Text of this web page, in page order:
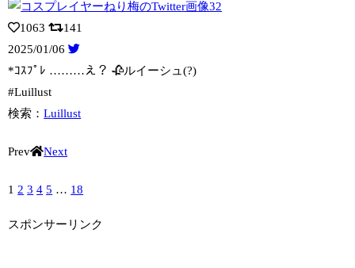
1063
141
2025/01/06
*ｺｽﾌﾟﾚ ………え？ 🥀ルイーシュ(?)
#Luillust
検索：Luillust
Prev Next
1 2 3 4 5 … 18
スポンサーリンク